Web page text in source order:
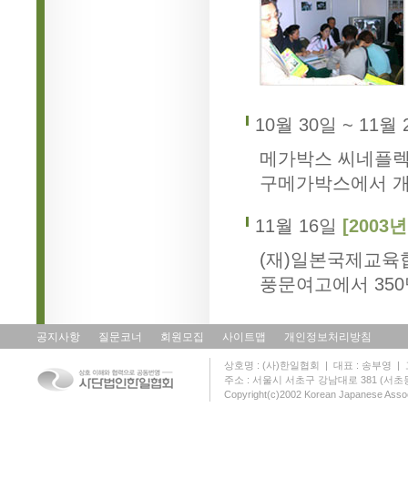
10월 30일 ~ 11월
메가박스 씨네플
구메가박스에서
11월 16일 [2003
(재)일본국제교육
풍문여고에서
공지사항 질문코너 회원모집 사이트맵 개인정보처리방침
상호명 : (사)한일협회 | 대표 : 송부영 |
주소 : 서울시 서초구 강남대로 381 (서
Copyright(c)2002 Korean Japanese